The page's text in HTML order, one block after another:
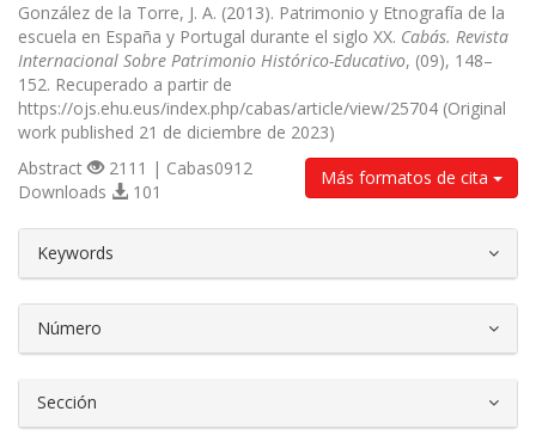
González de la Torre, J. A. (2013). Patrimonio y Etnografía de la
escuela en España y Portugal durante el siglo XX. Cabás. Revista
Internacional Sobre Patrimonio Histórico-Educativo, (09), 148–
152. Recuperado a partir de
https://ojs.ehu.eus/index.php/cabas/article/view/25704 (Original
work published 21 de diciembre de 2023)
Más formatos de cita
Abstract
2111 | Cabas0912
Downloads
101
Keywords
Número
Sección